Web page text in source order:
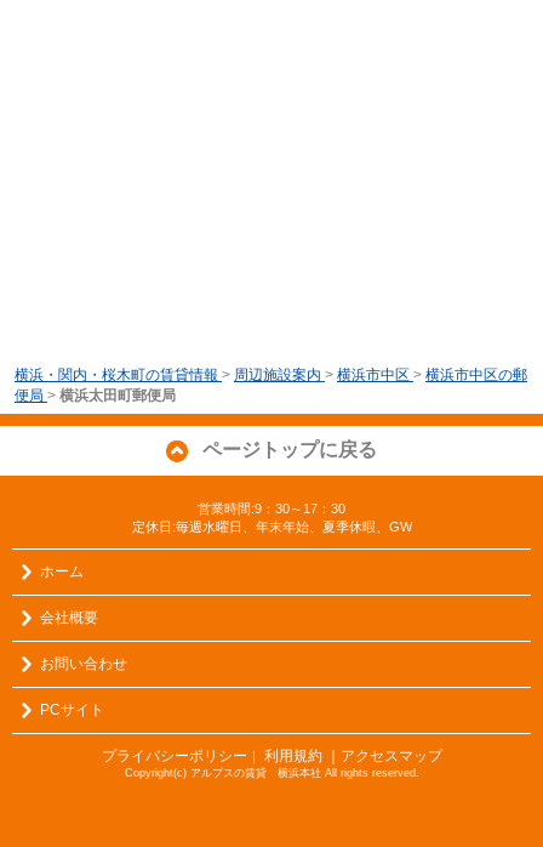
横浜・関内・桜木町の賃貸情報 > 周辺施設案内 > 横浜市中区 > 横浜市中区の郵
便局 > 横浜太田町郵便局
ページトップに戻る
営業時間:9：30～17：30
定休日:毎週水曜日、年末年始、夏季休暇、GW
ホーム
会社概要
お問い合わせ
PCサイト
プライバシーポリシー ｜ 利用規約 ｜アクセスマップ
Copyright(c) アルプスの賃貸 横浜本社 All rights reserved.